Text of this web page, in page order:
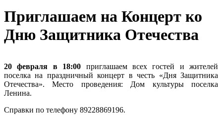
Приглашаем на Концерт ко
Дню Защитника Отечества
20 февраля в 18:00 приглашаем всех гостей и жителей
поселка на праздничный концерт в честь «Дня Защитника
Отечества». Место проведения: Дом культуры поселка
Ленина.
Справки по телефону 89228869196.